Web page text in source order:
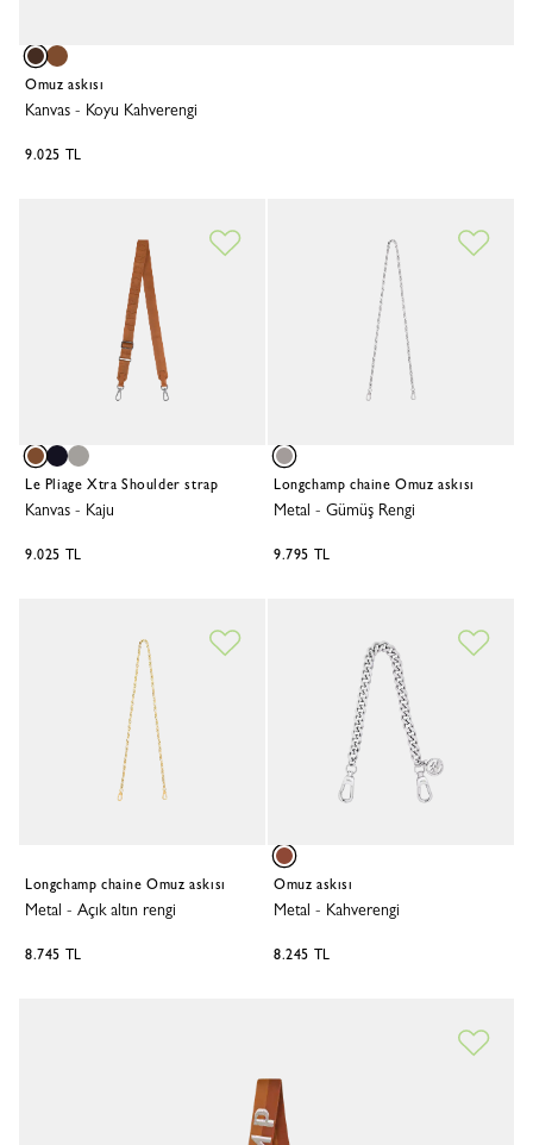
Omuz askısı
Kanvas - Koyu Kahverengi
9.025 TL
Le Pliage Xtra Shoulder strap
Kanvas - Kaju
9.025 TL
Longchamp chaine Omuz askısı
Metal - Gümüş Rengi
9.795 TL
Longchamp chaine Omuz askısı
Metal - Açık altın rengi
8.745 TL
Omuz askısı
Metal - Kahverengi
8.245 TL